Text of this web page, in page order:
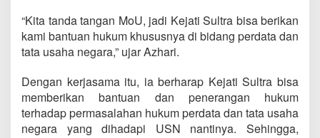
“Kita tanda tangan MoU, jadi Kejati Sultra bisa berikan
kami bantuan hukum khususnya di bidang perdata dan
tata usaha negara,” ujar Azhari.
Dengan kerjasama itu, ia berharap Kejati Sultra bisa
memberikan bantuan dan penerangan hukum
terhadap permasalahan hukum perdata dan tata usaha
negara yang dihadapi USN nantinya. Sehingga,